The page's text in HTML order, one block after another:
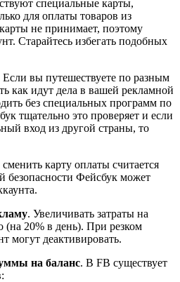
специальные карты,
для оплаты товаров из
не принимает, поэтому
Старайтесь избегать подобных
Если вы путешествуете по разным
как идут дела в вашей рекламной
без специальных программ по
тщательно это проверяет и если
вход из другой страны, то
карту оплаты считается
безопасности Фейсбук может
. Увеличивать затраты на
(на 20% в день). При резком
могут деактивировать.
на баланс. В FB существует